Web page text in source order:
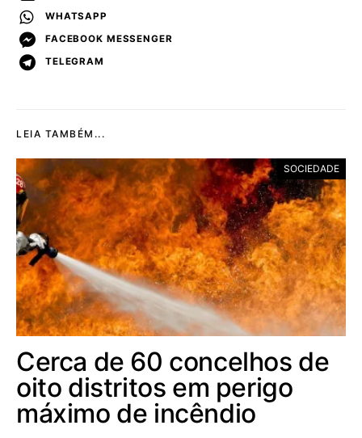
WHATSAPP
FACEBOOK MESSENGER
TELEGRAM
LEIA TAMBÉM...
SOCIEDADE
Cerca de 60 concelhos de
oito distritos em perigo
máximo de incêndio